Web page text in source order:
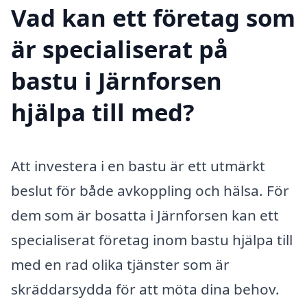
Vad kan ett företag som
är specialiserat på
bastu i Järnforsen
hjälpa till med?
Att investera i en bastu är ett utmärkt
beslut för både avkoppling och hälsa. För
dem som är bosatta i Järnforsen kan ett
specialiserat företag inom bastu hjälpa till
med en rad olika tjänster som är
skräddarsydda för att möta dina behov.